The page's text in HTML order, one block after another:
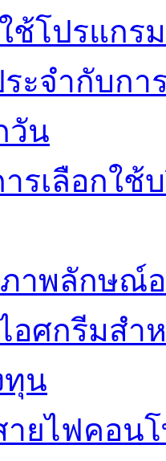
ช้โปรแกร
ะจำกับกา
วัน
รเลือกใช้
ภาพลักษณ์
อศกรีมสำ
ทุน
ยไฟคอน